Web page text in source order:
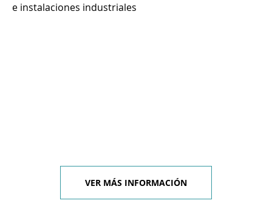
e instalaciones industriales
VER MÁS INFORMACIÓN